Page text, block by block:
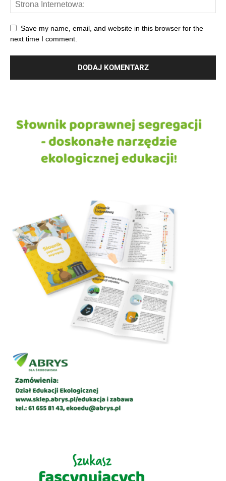
Save my name, email, and website in this browser for the
next time I comment.